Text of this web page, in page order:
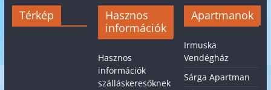
Térkép
Hasznos
információk
Hasznos
információk
szálláskeresőknek
Apartmanok
Irmuska
Vendégház
Sárga Apartman